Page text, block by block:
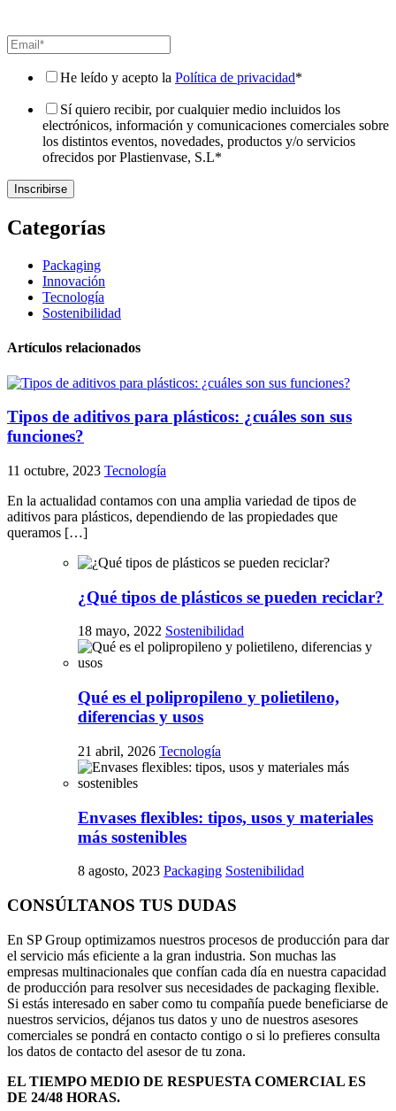
He leído y acepto la Política de privacidad*
Sí quiero recibir, por cualquier medio incluidos los
electrónicos, información y comunicaciones comerciales sobre
los distintos eventos, novedades, productos y/o servicios
ofrecidos por Plastienvase, S.L*
Categorías
Packaging
Innovación
Tecnología
Sostenibilidad
Artículos relacionados
Tipos de aditivos para plásticos: ¿cuáles son sus
funciones?
11 octubre, 2023 Tecnología
En la actualidad contamos con una amplia variedad de tipos de
aditivos para plásticos, dependiendo de las propiedades que
queramos […]
¿Qué tipos de plásticos se pueden reciclar?
18 mayo, 2022 Sostenibilidad
Qué es el polipropileno y polietileno,
diferencias y usos
21 abril, 2026 Tecnología
Envases flexibles: tipos, usos y materiales
más sostenibles
8 agosto, 2023 Packaging Sostenibilidad
CONSÚLTANOS TUS DUDAS
En SP Group optimizamos nuestros procesos de producción para dar
el servicio más eficiente a la gran industria. Son muchas las
empresas multinacionales que confían cada día en nuestra capacidad
de producción para resolver sus necesidades de packaging flexible.
Si estás interesado en saber como tu compañía puede beneficiarse de
nuestros servicios, déjanos tus datos y uno de nuestros asesores
comerciales se pondrá en contacto contigo o si lo prefieres consulta
los datos de contacto del asesor de tu zona.
EL TIEMPO MEDIO DE RESPUESTA COMERCIAL ES
DE 24/48 HORAS.